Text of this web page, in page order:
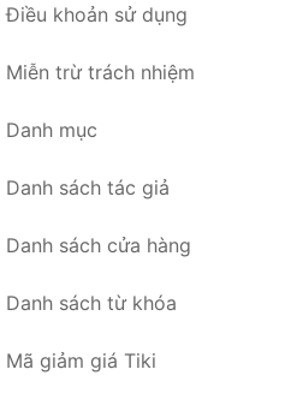
Điều khoản sử dụng
Miễn trừ trách nhiệm
Danh mục
Danh sách tác giả
Danh sách cửa hàng
Danh sách từ khóa
Mã giảm giá Tiki